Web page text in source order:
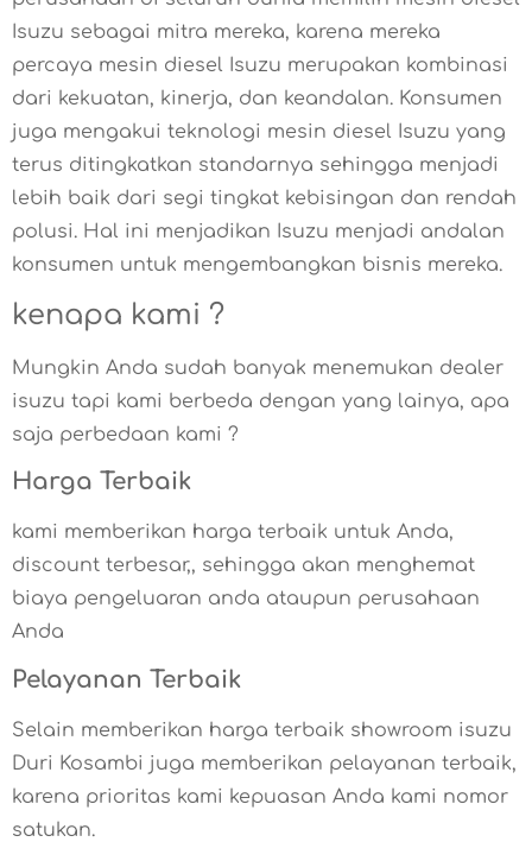
Isuzu sebagai mitra mereka, karena mereka
percaya mesin diesel Isuzu merupakan kombinasi
dari kekuatan, kinerja, dan keandalan. Konsumen
juga mengakui teknologi mesin diesel Isuzu yang
terus ditingkatkan standarnya sehingga menjadi
lebih baik dari segi tingkat kebisingan dan rendah
polusi. Hal ini menjadikan Isuzu menjadi andalan
konsumen untuk mengembangkan bisnis mereka.
kenapa kami ?
Mungkin Anda sudah banyak menemukan dealer
isuzu tapi kami berbeda dengan yang lainya, apa
saja perbedaan kami ?
Harga Terbaik
kami memberikan harga terbaik untuk Anda,
discount terbesar,, sehingga akan menghemat
biaya pengeluaran anda ataupun perusahaan
Anda
Pelayanan Terbaik
Selain memberikan harga terbaik showroom isuzu
Duri Kosambi juga memberikan pelayanan terbaik,
karena prioritas kami kepuasan Anda kami nomor
satukan.